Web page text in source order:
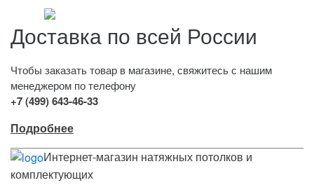
Доставка по всей России
Чтобы заказать товар в магазине, свяжитесь с нашим
менеджером по телефону
+7 (499) 643-46-33
Подробнее
Интернет-магазин натяжных потолков и
комплектующих